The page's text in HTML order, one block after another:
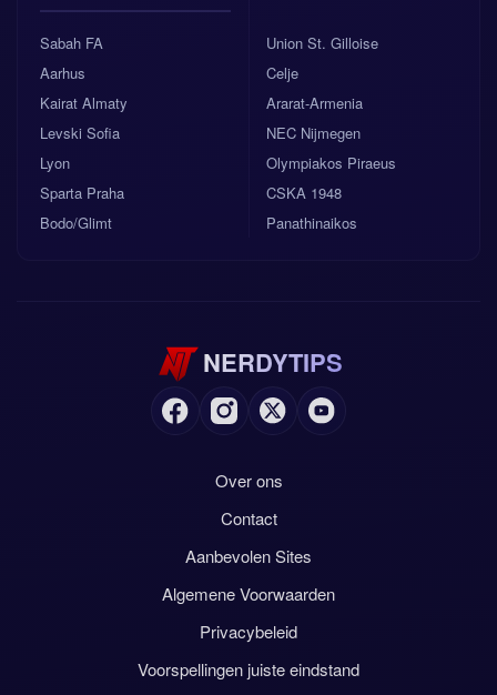
Sabah FA
Aarhus
Kairat Almaty
Levski Sofia
Lyon
Sparta Praha
Bodo/Glimt
Union St. Gilloise
Celje
Ararat-Armenia
NEC Nijmegen
Olympiakos Piraeus
CSKA 1948
Panathinaikos
NERDYTIPS
Over ons
Contact
Aanbevolen Sites
Algemene Voorwaarden
Privacybeleid
Voorspellingen juiste eindstand